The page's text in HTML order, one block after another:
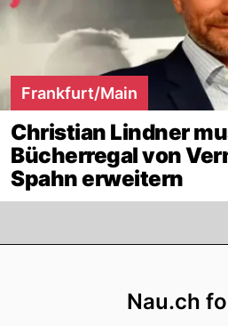
Frankfurt/Main
Christian Lindner
Bücherregal von
Spahn erweitern
Nau.ch